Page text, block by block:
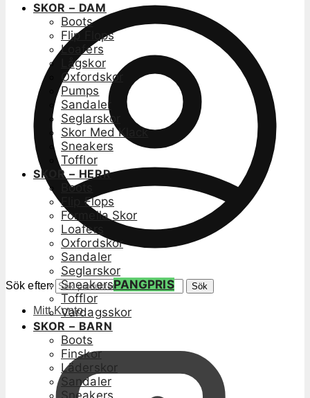
Sök efter: Sök
Mitt Konto
SKOR – DAM
Boots
Flip Flops
Loafers
Lågskor
Oxfordskor
Pumps
Sandaler
Seglarskor
Skor Med Klack
Sneakers
Tofflor
SKOR – HERR
Boots
Flip Flops
Formella Skor
Loafers
Oxfordskor
Sandaler
Seglarskor
SneakersPANGPRIS
Tofflor
Vardagsskor
SKOR – BARN
Boots
Finskor
Läderskor
Sandaler
Sneakers